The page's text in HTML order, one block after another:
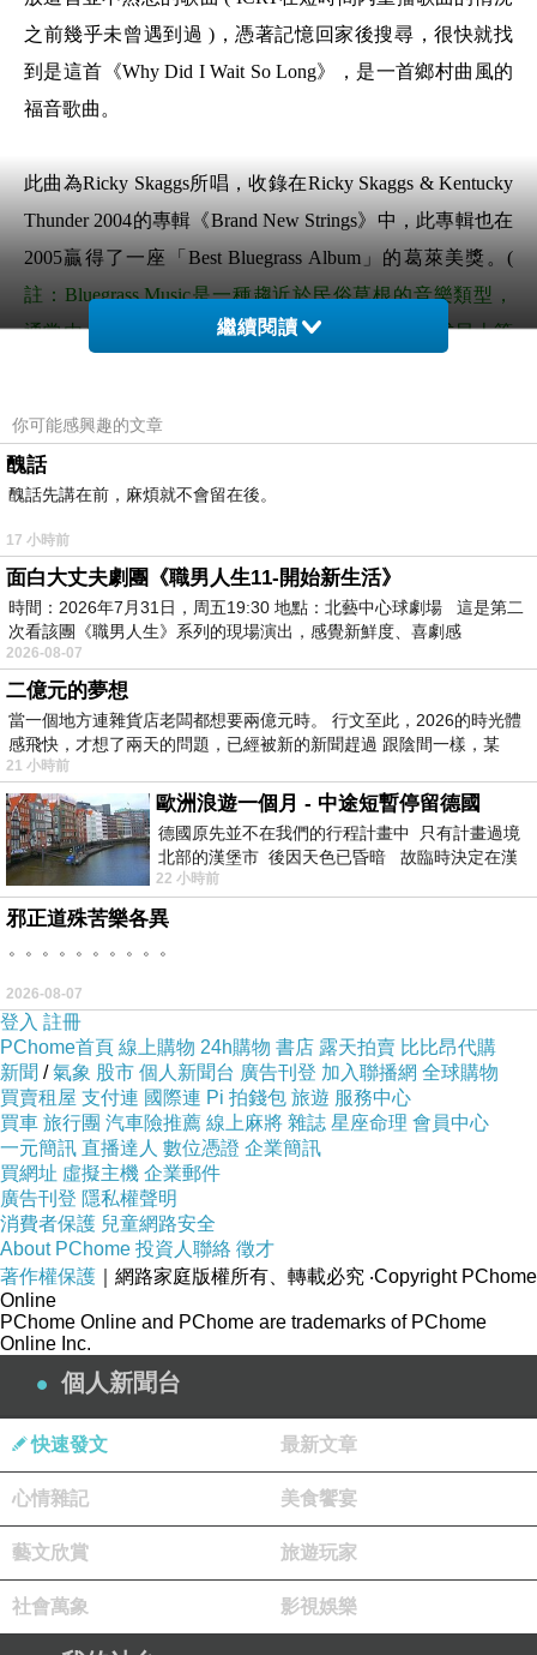
之前幾乎未曾遇到過 )，憑著記憶回家後搜尋，很快就找
到是這首《Why Did I Wait So Long》，是一首鄉村曲風的
福音歌曲。
此曲為Ricky Skaggs所唱，收錄在Ricky Skaggs & Kentucky
Thunder 2004的專輯《Brand New Strings》中，此專輯也在
2005贏得了一座「Best Bluegrass Album」的葛萊美獎。(
註：Bluegrass Music是一種趨近於民俗草根的音樂類型，
通常由小提琴、曼陀林、班鳩琴、空心吉他、立式貝士等
Ricky Skaggs ( 中立者 ) and Kentucky Thunder
Ricky Skaggs出生於1954，為美國鄉村和藍草歌手、音樂
家、製作人和編曲家，雖然也會小提琴、吉他和班鳩琴等
到的是，Ricky Skaggs在音樂上竟是如此的戰功彪炳，不得
不讓人眼睛大亮並對其肅然起敬。計有：
Grammy ( 葛萊美 ) 獎：14座
CMA ( 鄉村音樂協會 ) 獎：8座
ACM ( 鄉村音樂學院 ) 獎：8座
IBMA ( 國際藍草音樂協會 ) 獎：13座
TNN/Music City News Country Awards (？)：8座
其它獎項：8座
看歌詞，歌曲的主角後悔自己為何在經過如此長的時間後
較為多些 )，連續聽到這首歌，我將之視為是一種Sign，不
論是否是要對我傳福音，而至少我將此福音又傳送出去
了。
繼續閱讀
你可能感興趣的文章
醜話
醜話先講在前，麻煩就不會留在後。
17 小時前
面白大丈夫劇團《職男人生11-開始新生活》
時間：2026年7月31日，周五19:30 地點：北藝中心球劇場 這是第二
次看該團《職男人生》系列的現場演出，感覺新鮮度、喜劇感
2026-08-07
二億元的夢想
當一個地方連雜貨店老闆都想要兩億元時。 行文至此，2026的時光體
感飛快，才想了兩天的問題，已經被新的新聞趕過 跟陰間一樣，某
21 小時前
歐洲浪遊一個月 - 中途短暫停留德國
德國原先並不在我們的行程計畫中 只有計畫過境
北部的漢堡市 後因天色已昏暗 故臨時決定在漢
堡市吃晚餐和過夜
22 小時前
邪正道殊苦樂各異
。。。。。。。。。。
2026-08-07
登入 註冊
PChome首頁 線上購物 24h購物 書店 露天拍賣 比比昂代購
新聞 /氣象 股市 個人新聞台 廣告刊登 加入聯播網 全球購物
買賣租屋 支付連 國際連 Pi 拍錢包 旅遊 服務中心
買車 旅行團 汽車險推薦 線上麻將 雜誌 星座命理 會員中心
一元簡訊 直播達人 數位憑證 企業簡訊
買網址 虛擬主機 企業郵件
廣告刊登 隱私權聲明
消費者保護 兒童網路安全
About PChome 投資人聯絡 徵才
著作權保護 ｜網路家庭版權所有、轉載必究 ‧Copyright PChome
Online
PChome Online and PChome are trademarks of PChome
Online Inc.
個人新聞台
快速發文 最新文章
心情雜記 美食饗宴
藝文欣賞 旅遊玩家
社會萬象 影視娛樂